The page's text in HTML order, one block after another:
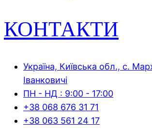
КОНТАКТИ
Україна, Київська обл., с.
Іванковичі
ПН - НД : 9:00 - 17:00
+38 068 676 31 71
+38 063 561 24 17